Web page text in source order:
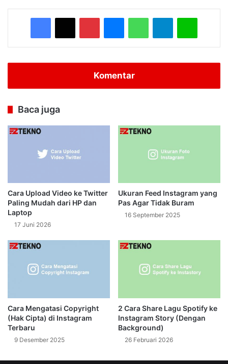
Facebook
X PinterestMessengerWhatsAppTelegramLine
Komentar
Baca juga
Cara Upload Video ke Twitter
Paling Mudah dari HP dan
Laptop
17 Juni 2026
Ukuran Feed Instagram yang
Pas Agar Tidak Buram
16 September 2025
Cara Mengatasi Copyright
(Hak Cipta) di Instagram
Terbaru
9 Desember 2025
2 Cara Share Lagu Spotify ke
Instagram Story (Dengan
Background)
26 Februari 2026